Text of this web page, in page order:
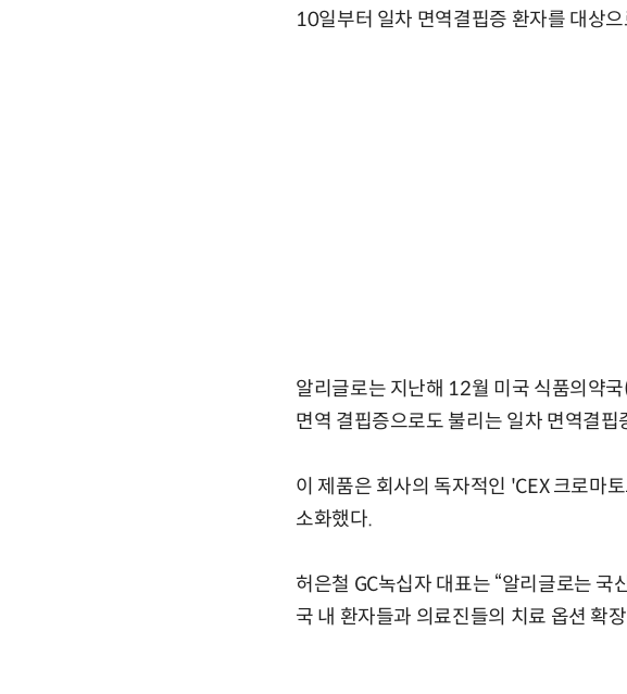
10일부터 일차 면역결핍증 환자를 대상
알리글로는 지난해 12월 미국 식품의약
면역 결핍증으로도 불리는 일차 면역결
이 제품은 회사의 독자적인 'CEX 크로마
소화했다.
허은철 GC녹십자 대표는 “알리글로는 국
국 내 환자들과 의료진들의 치료 옵션 확